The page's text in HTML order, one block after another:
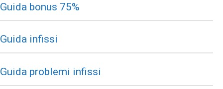
Guida bonus 75%
Guida infissi
Guida problemi infissi